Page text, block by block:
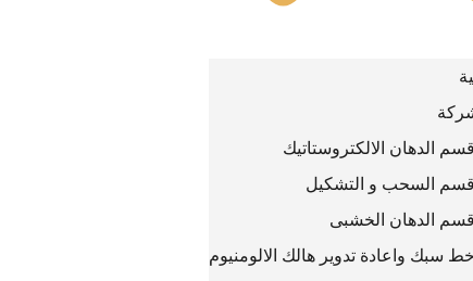
قسم الدهان الالكتروستاتيك
قسم السحب و التشكيل
قسم الدهان الخشبى
خط سبك واعادة تدوير هالك الالومنيوم